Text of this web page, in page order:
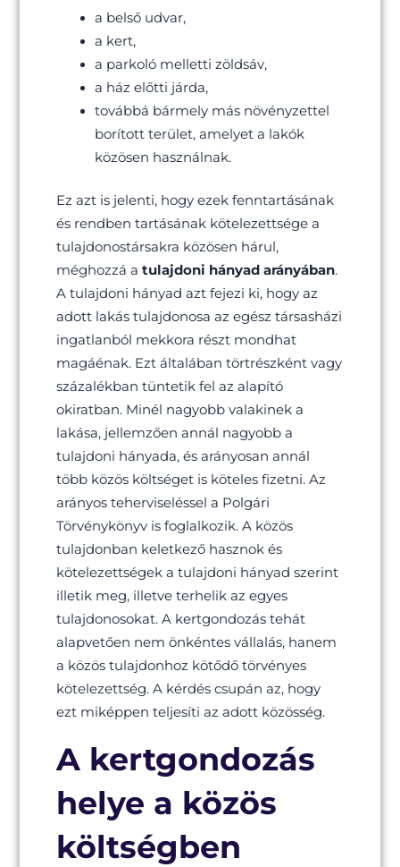
a belső udvar,
a kert,
a parkoló melletti zöldsáv,
a ház előtti járda,
továbbá bármely más növényzettel
borított terület, amelyet a lakók
közösen használnak.
Ez azt is jelenti, hogy ezek fenntartásának
és rendben tartásának kötelezettsége a
tulajdonostársakra közösen hárul,
méghozzá a tulajdoni hányad arányában.
A tulajdoni hányad azt fejezi ki, hogy az
adott lakás tulajdonosa az egész társasházi
ingatlanból mekkora részt mondhat
magáénak. Ezt általában törtrészként vagy
százalékban tüntetik fel az alapító
okiratban. Minél nagyobb valakinek a
lakása, jellemzően annál nagyobb a
tulajdoni hányada, és arányosan annál
több közös költséget is köteles fizetni. Az
arányos teherviseléssel a Polgári
Törvénykönyv is foglalkozik. A közös
tulajdonban keletkező hasznok és
kötelezettségek a tulajdoni hányad szerint
illetik meg, illetve terhelik az egyes
tulajdonosokat. A kertgondozás tehát
alapvetően nem önkéntes vállalás, hanem
a közös tulajdonhoz kötődő törvényes
kötelezettség. A kérdés csupán az, hogy
ezt miképpen teljesíti az adott közösség.
A kertgondozás
helye a közös
költségben